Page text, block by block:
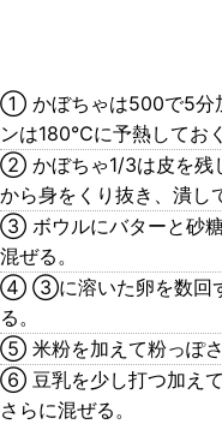
① かぼちゃは500で5分
ンは180℃に予熱しておく
② かぼちゃ1/3は皮を残
から身をくり抜き、潰し
③ ボウルにバターと砂糖
混ぜる。
④ ③に溶いた卵を数回
る。
⑤ 米粉を加えて粉っぽさ
⑥ 豆乳を少し打つ加え
さらに混ぜる。